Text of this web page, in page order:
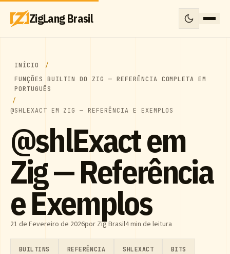
ZigLang Brasil
INÍCIO
FUNÇÕES BUILTIN DO ZIG — REFERÊNCIA COMPLETA EM
PORTUGUÊS
@SHLEXACT EM ZIG — REFERÊNCIA E EXEMPLOS
@shlExact em
Zig — Referência
e Exemplos
21 de Fevereiro de 2026por Zig Brasil4 min de leitura
BUILTINS REFERÊNCIA SHLEXACT BITS